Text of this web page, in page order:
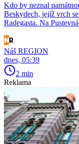
Kdo by neznal
Beskydech, jejíž vrch
Radegasta. Na
Náš REGION
dnes, 05:39
2 min
Reklama